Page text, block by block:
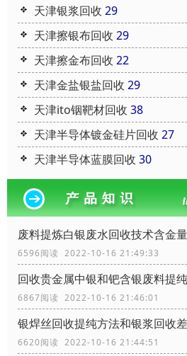
天津银浆回收 29
天津擦银布回收 29
天津擦金布回收 22
天津金盐银盐回收 29
天津ito铟靶材回收 38
天津半导体镀金硅片回收 27
天津半导体蓝膜回收 30
废料提炼白银废水回收技术含金
6596阅读 2022-10-16 21:49:33
回收贵金属中银和钯含银废料提纯
6867阅读 2022-10-16 21:46:01
银焊丝回收提纯方法和银浆回收
6620阅读 2022-10-16 21:44:51